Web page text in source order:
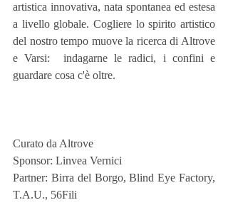
artistica innovativa, nata spontanea ed estesa
a livello globale. Cogliere lo spirito artistico
del nostro tempo muove la ricerca di Altrove
e Varsi:  indagarne le radici, i confini e
guardare cosa c'è oltre.
Curato da Altrove
Sponsor: Linvea Vernici
Partner: Birra del Borgo, Blind Eye Factory,
T.A.U., 56Fili